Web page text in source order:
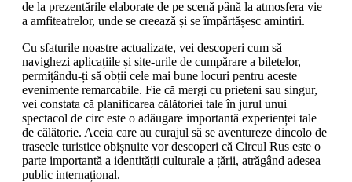
de la prezentările elaborate de pe scenă până la atmosfera vie
a amfiteatrelor, unde se creează și se împărtășesc amintiri.
Cu sfaturile noastre actualizate, vei descoperi cum să
navighezi aplicațiile și site-urile de cumpărare a biletelor,
permițându-ți să obții cele mai bune locuri pentru aceste
evenimente remarcabile. Fie că mergi cu prieteni sau singur,
vei constata că planificarea călătoriei tale în jurul unui
spectacol de circ este o adăugare importantă experienței tale
de călătorie. Aceia care au curajul să se aventureze dincolo de
traseele turistice obișnuite vor descoperi că Circul Rus este o
parte importantă a identității culturale a țării, atrăgând adesea
public internațional.